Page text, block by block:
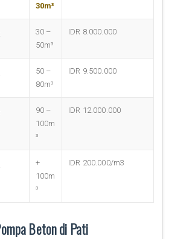
30m³
30 –
50m³
IDR 8.000.000
50 –
80m³
IDR 9.500.000
90 –
100m
³
IDR 12.000.000
+
100m
³
IDR 200.000/m3
Beton di Pati